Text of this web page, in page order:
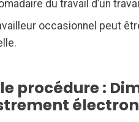
du travail d’un
occasionnel peut
procédure :